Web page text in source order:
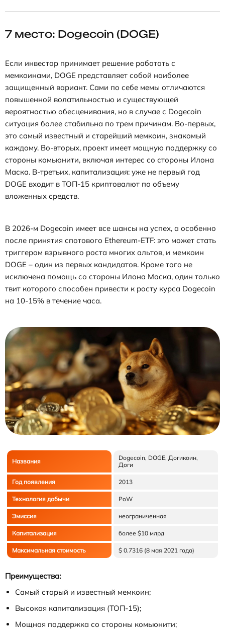
7 место: Dogecoin (DOGE)
Если инвестор принимает решение работать с
мемкоинами, DOGE представляет собой наиболее
защищенный вариант. Сами по себе мемы отличаются
повышенной волатильностью и существующей
вероятностью обесценивания, но в случае с Dogecoin
ситуация более стабильна по трем причинам. Во-первых,
это самый известный и старейший мемкоин, знакомый
каждому. Во-вторых, проект имеет мощную поддержку со
стороны комьюнити, включая интерес со стороны Илона
Маска. В-третьих, капитализация: уже не первый год
DOGE входит в ТОП-15 криптовалют по объему
вложенных средств.
В 2026-м Dogecoin имеет все шансы на успех, а особенно
после принятия спотового Ethereum-ETF: это может стать
триггером взрывного роста многих альтов, и мемкоин
DOGE – один из первых кандидатов. Кроме того не
исключена помощь со стороны Илона Маска, один только
твит которого способен привести к росту курса Dogecoin
на 10-15% в течение часа.
Названия
Dogecoin, DOGE, Догикоин,
Доги
Год появления 2013
Технология добычи PoW
Эмиссия неограниченная
Капитализация более $10 млрд
Максимальная стоимость $ 0.7316 (8 мая 2021 года)
Преимущества:
Самый старый и известный мемкоин;
Высокая капитализация (ТОП-15);
Мощная поддержка со стороны комьюнити;